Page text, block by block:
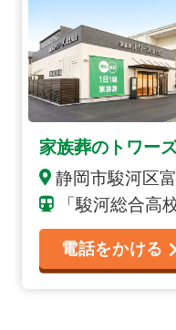
家族葬のトワー
静岡市駿河区
「駿河総合高
電話をかける